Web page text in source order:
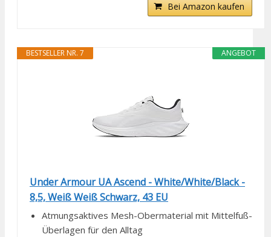
Bei Amazon kaufen
ANGEBOT
BESTSELLER NR. 7
Under Armour UA Ascend - White/White/Black -
8,5, Weiß Weiß Schwarz, 43 EU
Atmungsaktives Mesh-Obermaterial mit Mittelfuß-
Überlagen für den Alltag